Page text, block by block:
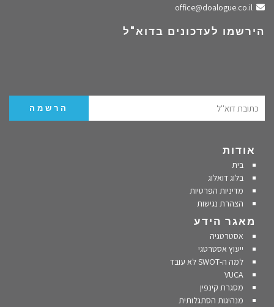
שלחו מייל
הירשמו לעדכונים בדוא"ל
אודות
בית
בלוג דואלוג
מדיניות הפרטיות
הצהרת נגישות
מאגר הידע
אסטרטגיה
ייעוץ אסטרטגי
למה ה-SWOT לא עובד
VUCA
מסגרת קינפין
מנהיגות הסתגלותית